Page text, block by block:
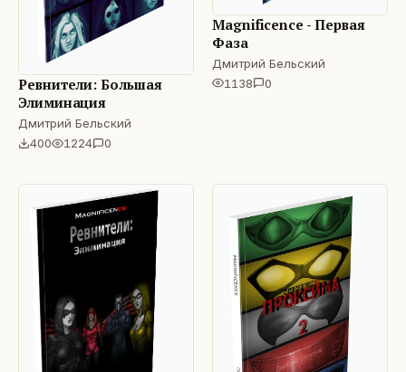
Ревнители: Большая
Элиминация
Дмитрий Бельский
400
1224 0
Magnificence - Первая
Фаза
Дмитрий Бельский
1138
0